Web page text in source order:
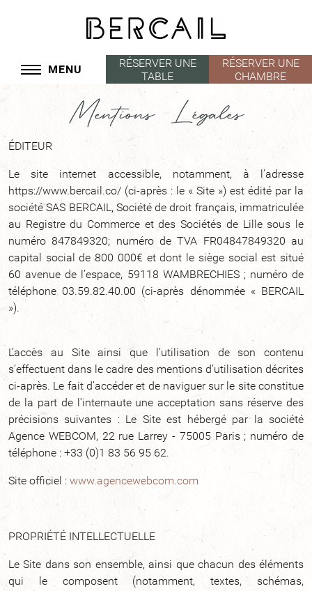
RÉSERVER UNE
TABLE
RÉSERVER UNE
CHAMBRE
MENU
Mentions Légales
ÉDITEUR
Le site internet accessible, notamment, à l’adresse
https://www.bercail.co/ (ci-après : le « Site ») est édité par la
société SAS BERCAIL, Société de droit français, immatriculée
au Registre du Commerce et des Sociétés de Lille sous le
numéro 847849320; numéro de TVA FR04847849320 au
capital social de 800 000€ et dont le siège social est situé
60 avenue de l’espace, 59118 WAMBRECHIES ; numéro de
téléphone 03.59.82.40.00 (ci-après dénommée « BERCAIL
»).
L’accès au Site ainsi que l’utilisation de son contenu
s’effectuent dans le cadre des mentions d’utilisation décrites
ci-après. Le fait d’accéder et de naviguer sur le site constitue
de la part de l’internaute une acceptation sans réserve des
précisions suivantes : Le Site est hébergé par la société
Agence WEBCOM, 22 rue Larrey - 75005 Paris ; numéro de
téléphone : +33 (0)1 83 56 95 62.
Site officiel : www.agencewebcom.com
PROPRIÉTÉ INTELLECTUELLE
Le Site dans son ensemble, ainsi que chacun des éléments
qui le composent (notamment, textes, schémas,